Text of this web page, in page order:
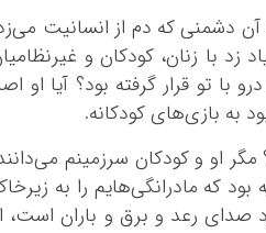
کهگلویه و بویر
گلستان
مازندران
مرکزی
دشمنی که دم از انسانیت
زد با زنان، کودکان و
من در جنگ رو درو با تو قرار گرفته بود؟ آیا او
بازی‌های کودکانه.
او و کودکان سرزمینم
که مادرانگی‌هایم را به
صدای رعد و برق و باران است،